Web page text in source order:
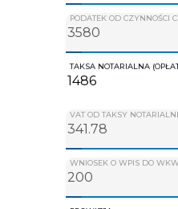
PODATEK OD CZYNNOŚCI
TAKSA NOTARIALNA
VAT OD TAKSY
WNIOSEK O WPIS DO